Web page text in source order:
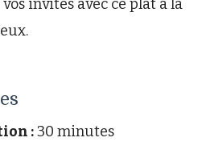
invités avec ce plat à la
:30 minutes